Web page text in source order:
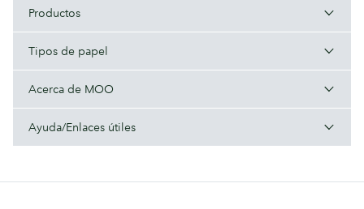
Productos
Tipos de papel
Acerca de MOO
Ayuda/Enlaces útiles